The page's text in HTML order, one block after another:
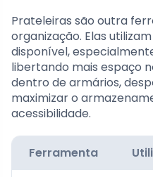
Prateleiras são outra
organização. Elas
disponível,
libertando mais espaço
dentro de armários,
maximizar o
acessibilidade.
Ferramenta